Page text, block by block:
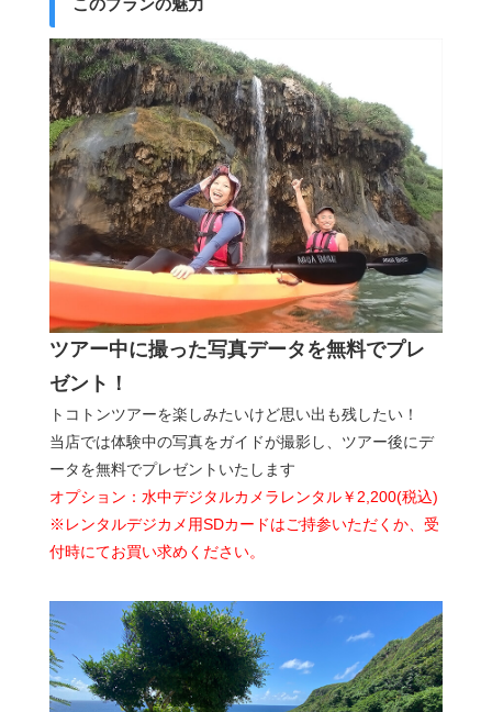
力や経験に自信がない方でも安心して楽しめま
す。
は、レギンスや長袖のラッシュガードを着用い
ただくと一層安全です。
宮古島のパンプキン鍾乳洞ツアーは、海況が安
全と判断できる場合、雨の日でも開催します。
シトシト雨程度であれば問題なく催行可能で
す。ツアーが中止となった場合は、日程変更や
代案をご提案いたします。
ツアー中に撮った写真データを無料でプレ
ゼント！
トコトンツアーを楽しみたいけど思い出も残したい！
当店では体験中の写真をガイドが撮影し、ツアー後にデ
ータを無料でプレゼントいたします
オプション：水中デジタルカメラレンタル￥2,200(税込)
※レンタルデジカメ用SDカードはご持参いただくか、受
付時にてお買い求めください。